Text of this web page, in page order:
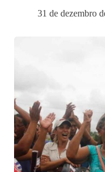
31 de dezembro